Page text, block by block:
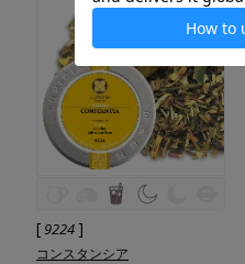
[9224 ]
コンスタンシア